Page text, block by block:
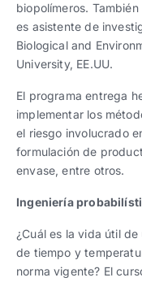
biopolímeros.
es asistente de
Biological and
University, EE.UU.
El programa entrega
implementar los
el riesgo involucrado
formulación de
envase, entre otros.
Ingeniería
¿Cuál es la vida útil
de tiempo y
norma vigente? El